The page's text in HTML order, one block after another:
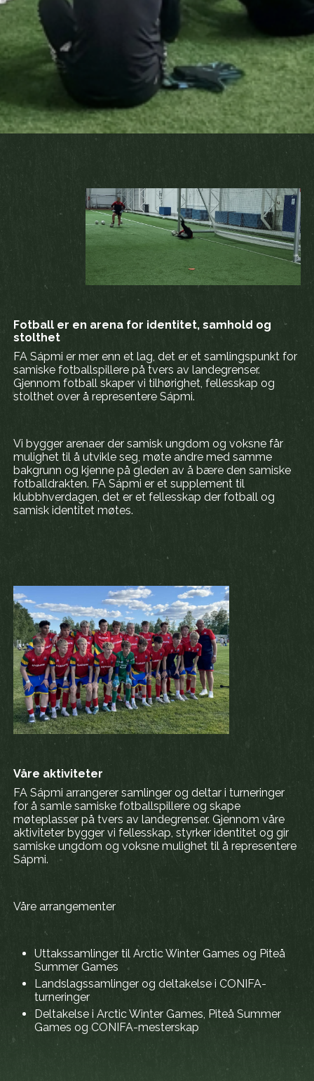
Fotball er en arena for identitet, samhold og
stolthet
FA Sápmi er mer enn et lag, det er et samlingspunkt for
samiske fotballspillere på tvers av landegrenser.
Gjennom fotball skaper vi tilhørighet, fellesskap og
stolthet over å representere Sápmi.
Vi bygger arenaer der samisk ungdom og voksne får
mulighet til å utvikle seg, møte andre med samme
bakgrunn og kjenne på gleden av å bære den samiske
fotballdrakten. FA Sápmi er et supplement til
klubbhverdagen, det er et fellesskap der fotball og
samisk identitet møtes.
Våre aktiviteter
FA Sápmi arrangerer samlinger og deltar i turneringer
for å samle samiske fotballspillere og skape
møteplasser på tvers av landegrenser. Gjennom våre
aktiviteter bygger vi fellesskap, styrker identitet og gir
samiske ungdom og voksne mulighet til å representere
Sápmi.
Våre arrangementer
Uttakssamlinger til Arctic Winter Games og Piteå
Summer Games
Landslagssamlinger og deltakelse i CONIFA-
turneringer
Deltakelse i Arctic Winter Games, Piteå Summer
Games og CONIFA-mesterskap